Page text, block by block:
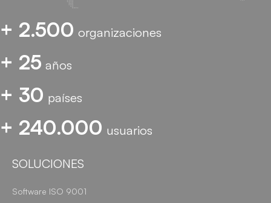
+ 2.500 organizaciones
+ 25 años
+ 30 países
+ 240.000 usuarios
SOLUCIONES
Software ISO 9001